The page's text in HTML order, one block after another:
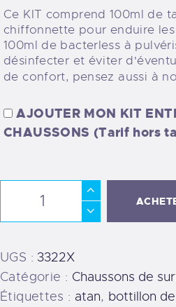
Ce KIT comprend 100ml de
chiffonnette pour enduire
100ml de bacterless à
désinfecter et éviter
de confort, pensez aussi à
AJOUTER MON KIT
CHAUSSONS (Tarif hors
UGS : 3322X
Catégorie : Chaussons de
Étiquettes : atan, bottillon